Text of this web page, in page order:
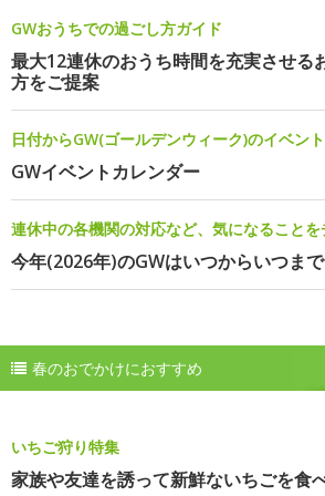
GWおうちでの過ごし方ガイド
最大12連休のおうち時間を充実させる
方をご提案
日付からGW(ゴールデンウィーク)のイベン
GWイベントカレンダー
連休中の各機関の対応など、気になることを
今年(2026年)のGWはいつからいつまで
春のおでかけにおすすめ
いちご狩り特集
家族や友達を誘って新鮮ないちごを食